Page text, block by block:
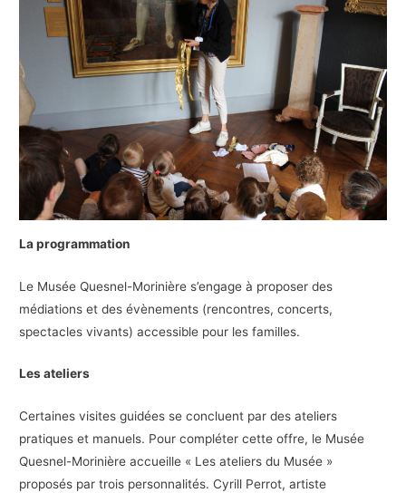
La programmation
Le Musée Quesnel-Morinière s’engage à proposer des
médiations et des évènements (rencontres, concerts,
spectacles vivants) accessible pour les familles.
Les ateliers
Certaines visites guidées se concluent par des ateliers
pratiques et manuels. Pour compléter cette offre, le Musée
Quesnel-Morinière accueille « Les ateliers du Musée »
proposés par trois personnalités. Cyrill Perrot, artiste